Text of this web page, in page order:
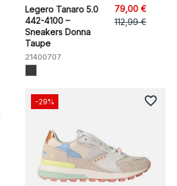
Legero Tanaro 5.0
442-4100 –
Sneakers Donna
Taupe
21400707
79,00 €
112,99 €
-29% favorite_border